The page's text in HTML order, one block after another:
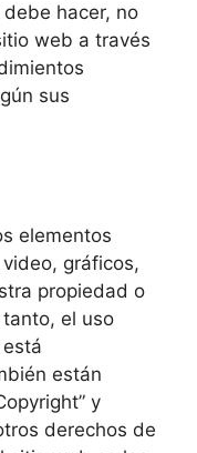
hacer, no
web a través
sus
elementos
gráficos,
propiedad o
el uso
están
y
derechos de